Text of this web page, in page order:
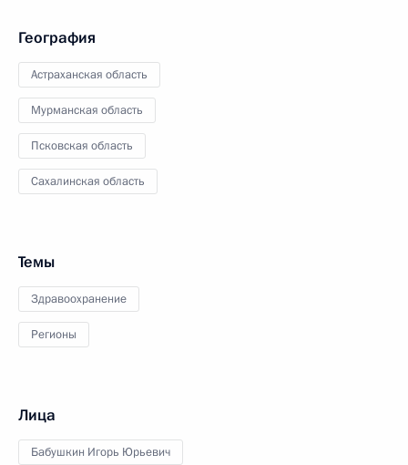
География
Астраханская область
Мурманская область
Псковская область
Сахалинская область
Темы
Здравоохранение
Регионы
Лица
Бабушкин Игорь Юрьевич